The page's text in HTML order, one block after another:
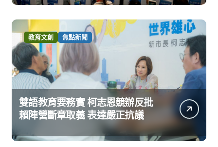
教育文創 焦點新聞
雙語教育要務實 柯志恩競辦反批
賴陣營斷章取義 表達嚴正抗議